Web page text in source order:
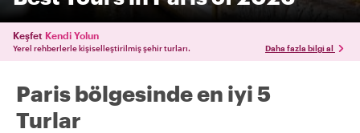
Keşfet Kendi Yolun
Yerel rehberlerle kişiselleştirilmiş şehir turları. Daha fazla bilgi al
Paris bölgesinde en iyi 5
Turlar